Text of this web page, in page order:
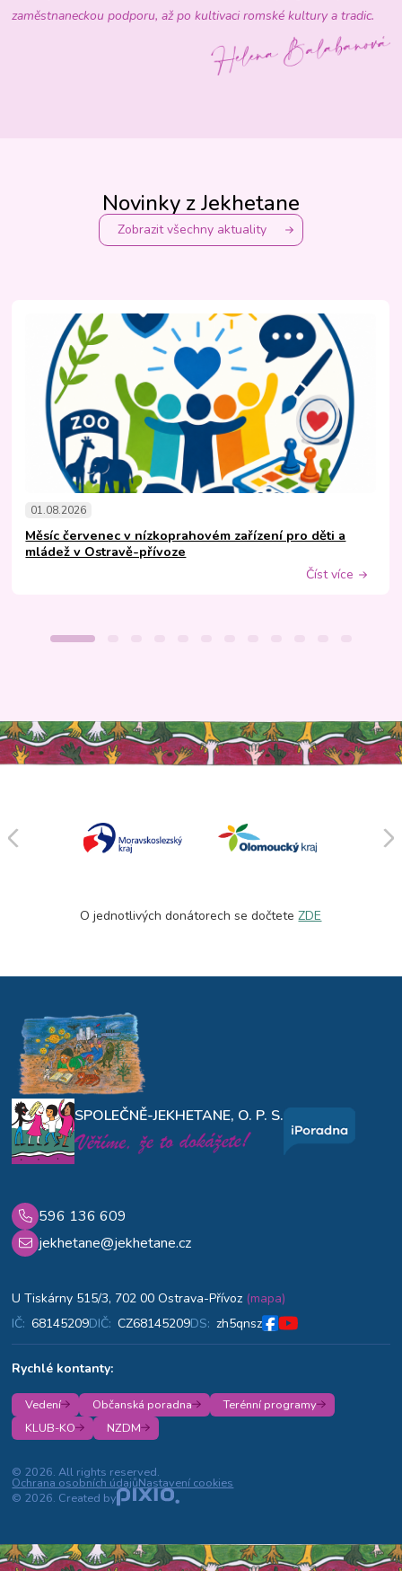
zaměstnaneckou podporu, až po kultivaci romské kultury a tradic.
Novinky z Jekhetane
Zobrazit všechny aktuality
01.08.2026
Měsíc červenec v nízkoprahovém zařízení pro děti a
mládež v Ostravě-přívoze
Číst více
O jednotlivých donátorech se dočteteZDE
SPOLEČNĚ-JEKHETANE, O. P. S.
596 136 609
jekhetane@jekhetane.cz
U Tiskárny 515/3, 702 00 Ostrava-Přívoz (mapa)
IČ: 68145209DIČ: CZ68145209DS: zh5qnsz
Rychlé kontanty:
Vedení Občanská poradna
Terénní programy
KLUB-KO
NZDM
© 2026. All rights reserved.
Ochrana osobních údajůNastavení cookies
© 2026. Created by